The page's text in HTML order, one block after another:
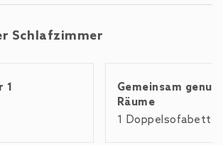
ergänzt durch ein separates Gäste-
Urlaub kulinarischen zu verwöhnen. An
genießen.Ein zugewiesener Parkplatz
steht unseren Gästen ebenso zur
WLAN im gesamten Gebäude.
Schlafzimmer
1
Gemeinsam
Räume
1 Doppelsofabett